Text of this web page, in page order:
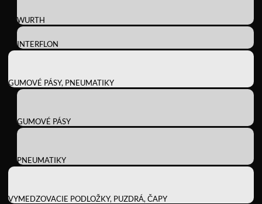
WURTH
INTERFLON
GUMOVÉ PÁSY, PNEUMATIKY
GUMOVÉ PÁSY
PNEUMATIKY
VYMEDZOVACIE PODLOŽKY, PUZDRÁ, ČAPY